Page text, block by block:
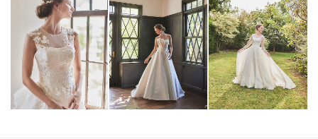
国内外の有名デザイナーズドレスも多数取扱っており、
NYやミラノ・バルセロナからセレクトされたインポート
ドレスは全て日本人花嫁向けにサイズ調整。さらに和装
は1903年創業からの伝統を受け継がれている厳選された
お着物や現代の薫りをちりばめた艶やかなコレクショ
ン。すべての花嫁さまへ後悔しないお衣裳選びをお手伝
いさせて頂きます。